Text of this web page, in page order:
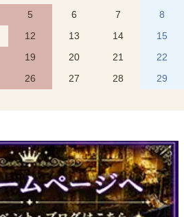
5 6 7
8
12 13 14
15
19 20 21
22
26 27 28
29